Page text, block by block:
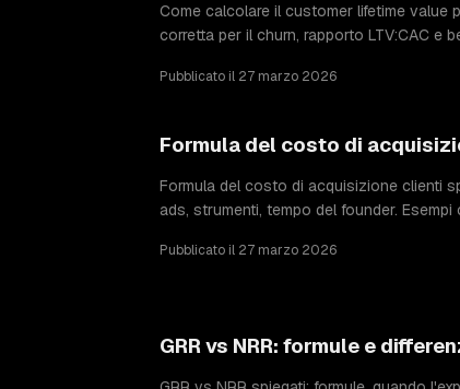
Come calcolare il customer lifetime value
corretta per il churn, rapporto LTV:CAC e
Pubblicato il 27 marzo 2026
Formula del costo di
Formula del costo di acquisizione clienti
ads, strumenti, tempo del founder.
Pubblicato il 27 marzo 2026
GRR vs NRR: formule e